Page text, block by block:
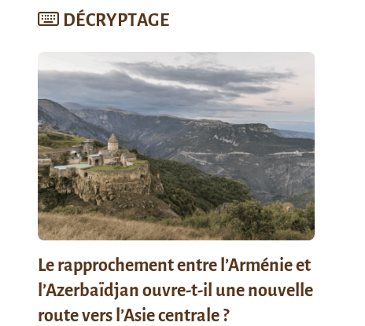
DÉCRYPTAGE
Le rapprochement entre l’Arménie et
l’Azerbaïdjan ouvre-t-il une nouvelle
route vers l’Asie centrale ?